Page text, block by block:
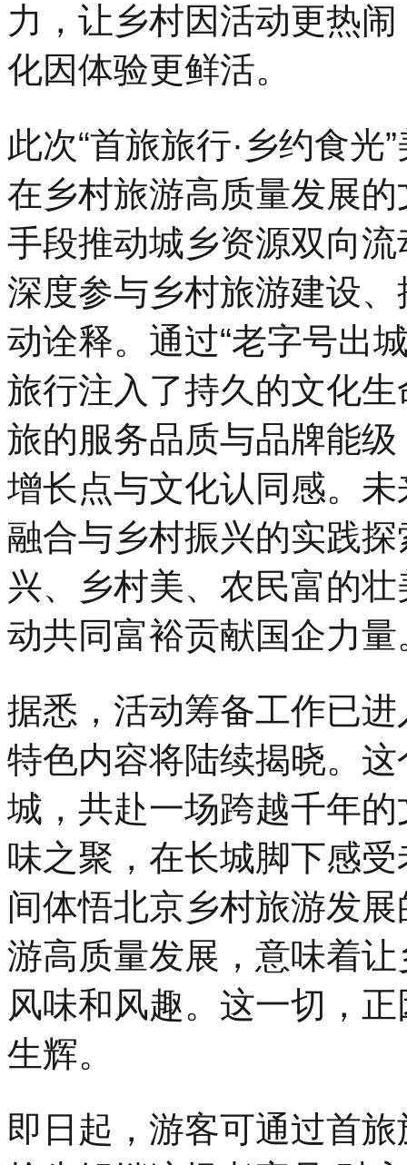
力，让乡村因活动更热
化因体验更鲜活。
此次“首旅旅行·乡约食
在乡村旅游高质量发展
手段推动城乡资源双向
深度参与乡村旅游建设
动诠释。通过“老字号出
旅行注入了持久的文化
旅的服务品质与品牌能
增长点与文化认同感。
融合与乡村振兴的实践
兴、乡村美、农民富的
动共同富裕贡献国企力量
据悉，活动筹备工作已
特色内容将陆续揭晓。
城，共赴一场跨越千年
味之聚，在长城脚下感
间体悟北京乡村旅游发
游高质量发展，意味着
风味和风趣。这一切，正
生辉。
即日起，游客可通过首